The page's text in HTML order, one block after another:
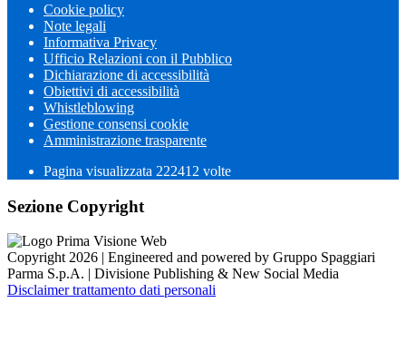
Cookie policy
Note legali
Informativa Privacy
Ufficio Relazioni con il Pubblico
Dichiarazione di accessibilità
Obiettivi di accessibilità
Whistleblowing
Gestione consensi cookie
Amministrazione trasparente
Pagina visualizzata 222412 volte
Sezione Copyright
Copyright 2026 | Engineered and powered by Gruppo Spaggiari
Parma S.p.A. | Divisione Publishing & New Social Media
Disclaimer trattamento dati personali